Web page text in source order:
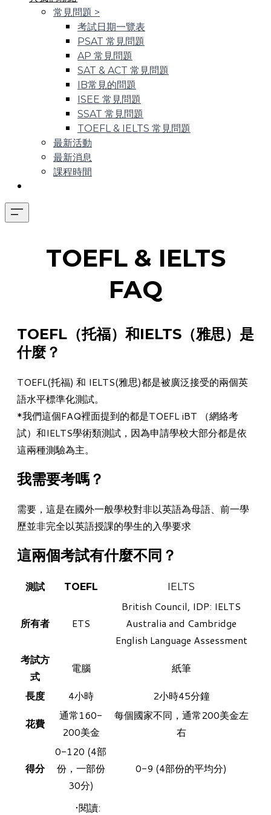
常見問題 >
考試日期一覽表
PSAT 常見問題
AP 常見問題
SAT & ACT 常見問題
IB常見的問題
ISEE 常見問題
SSAT 常見問題
TOEFL & IELTS 常見問題
最新活動
最新消息
課程時間
​TOEFL & IELTS
FAQ
TOEFL（托福）和IELTS（雅思）是
什麼？
TOEFL(托福) 和 IELTS(雅思)都是被廣泛接受的兩個英
語水平標準化測試。
*我們這個FAQ裡面提到的都是TOEFL iBT （網絡考
試）和IELTS學術類測試，因為申請學校大部分都是依
這兩種測驗為主。
我需要考嗎？
需要，這是在國外一般學校對非以英語為母語、前一學
歷並非完全以英語授課的學生的入學要求
這兩個考試有什麼不同？
測試 TOEFL IELTS
所有者 ETS
British Council, IDP: IELTS
Australia and Cambridge
English Language Assessment
考試方
式
電腦
紙筆
長度
4小時
2小時45分鐘
花費
通常160-
200美金
每個國家不同，通常200美金左
右
得分
0-120 (4部
份，一部份
30分)
0-9 (4部份的平均分)
閱讀: